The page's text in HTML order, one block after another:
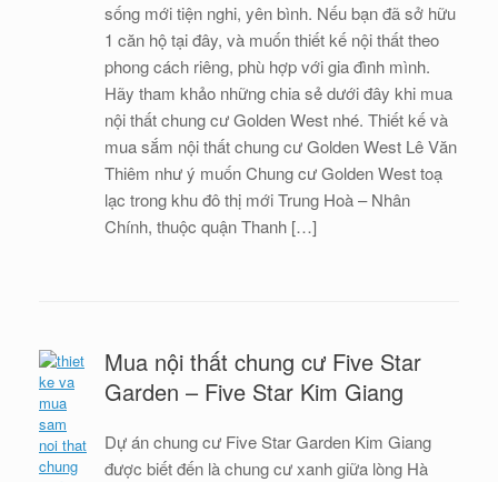
sống mới tiện nghi, yên bình. Nếu bạn đã sở hữu
1 căn hộ tại đây, và muốn thiết kế nội thất theo
phong cách riêng, phù hợp với gia đình mình.
Hãy tham khảo những chia sẻ dưới đây khi mua
nội thất chung cư Golden West nhé. Thiết kế và
mua sắm nội thất chung cư Golden West Lê Văn
Thiêm như ý muốn Chung cư Golden West toạ
lạc trong khu đô thị mới Trung Hoà – Nhân
Chính, thuộc quận Thanh […]
Mua nội thất chung cư Five Star
Garden – Five Star Kim Giang
Dự án chung cư Five Star Garden Kim Giang
được biết đến là chung cư xanh giữa lòng Hà